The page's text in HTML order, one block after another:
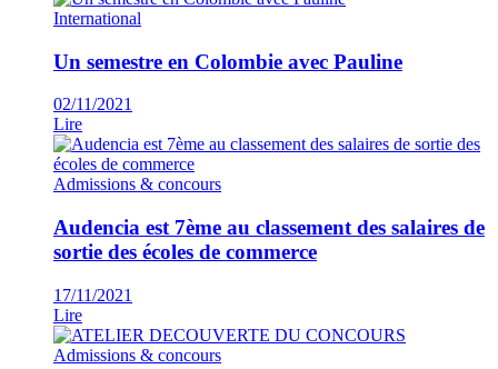
International
Un semestre en Colombie avec Pauline
02/11/2021
Lire
Admissions & concours
Audencia est 7ème au classement des salaires de
sortie des écoles de commerce
17/11/2021
Lire
Admissions & concours